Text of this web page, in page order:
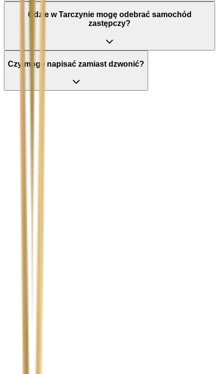
Gdzie w Tarczynie mogę odebrać samochód
zastępczy?
Czy mogę napisać zamiast dzwonić?